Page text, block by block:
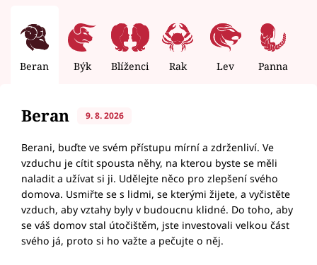
Beran Býk Blíženci Rak Lev Panna
Beran 9. 8. 2026
Berani, buďte ve svém přístupu mírní a zdrženliví. Ve
vzduchu je cítit spousta něhy, na kterou byste se měli
naladit a užívat si ji. Udělejte něco pro zlepšení svého
domova. Usmiřte se s lidmi, se kterými žijete, a vyčistěte
vzduch, aby vztahy byly v budoucnu klidné. Do toho, aby
se váš domov stal útočištěm, jste investovali velkou část
svého já, proto si ho važte a pečujte o něj.